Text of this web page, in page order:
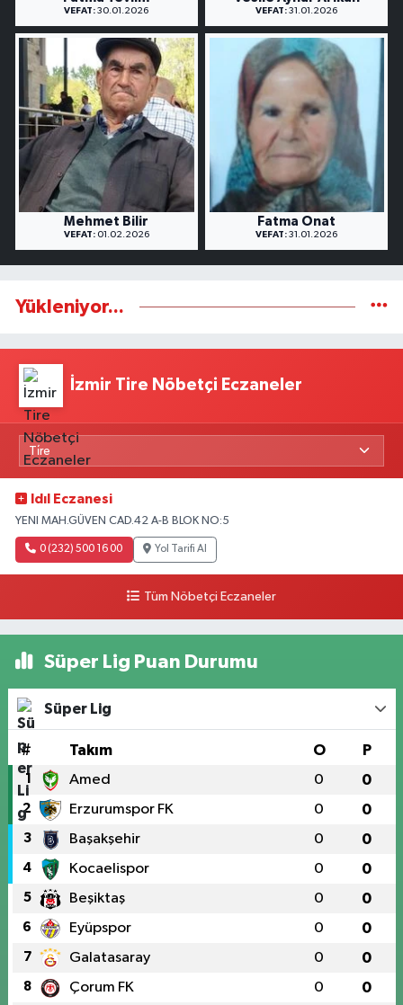
VEFAT: 30.01.2026 VEFAT: 31.01.2026
Mehmet Bilir
VEFAT:01.02.2026
Fatma Onat
VEFAT: 31.01.2026
Yükleniyor...
İzmir Tire Nöbetçi Eczaneler
Idıl Eczanesi
YENI MAH.GÜVEN CAD.42 A-B BLOK NO:5
0 (232) 500 16 00 Yol Tarifi Al
Tüm Nöbetçi Eczaneler
Süper Lig Puan Durumu
Süper Lig
# Takım O P
1 Amed 0 0
2 Erzurumspor FK 0 0
3 Başakşehir 0 0
4 Kocaelispor 0 0
5 Beşiktaş 0 0
6 Eyüpspor 0 0
7 Galatasaray 0 0
8 Çorum FK 0 0